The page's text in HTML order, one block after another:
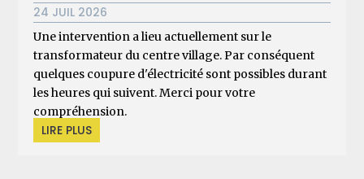
24 JUIL 2026
Une intervention a lieu actuellement sur le
transformateur du centre village. Par conséquent
quelques coupure d'électricité sont possibles durant
les heures qui suivent. Merci pour votre
compréhension.
LIRE PLUS